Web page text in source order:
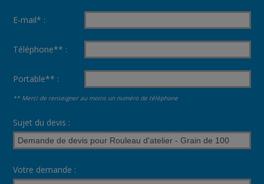
E-mail* :
Téléphone** :
Portable** :
** Merci de renseigner au moins un numéro de téléphone
Sujet du devis :
Votre demande :